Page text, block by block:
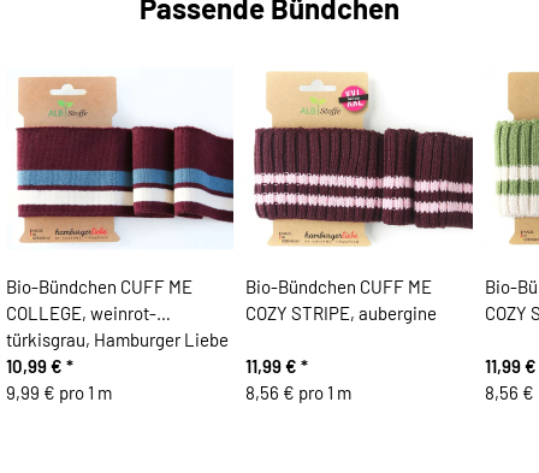
Passende Bündchen
Bio-Bündchen CUFF ME
COLLEGE, weinrot-
türkisgrau, Hamburger Liebe
10,99 € *
9,99 € pro 1 m
Bio-Bündchen CUFF ME
COZY STRIPE, aubergine
11,99 € *
8,56 € pro 1 m
Bio-
COZY
11,99 €
8,56 €